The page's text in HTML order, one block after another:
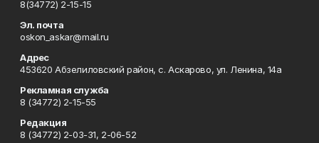
8(34772) 2-15-15
Эл. почта
oskon_askar@mail.ru
Адрес
453620 Абзелиловский район, с. Аскарово, ул. Ленина, 14а
Рекламная служба
8 (34772) 2-15-55
Редакция
8 (34772) 2-03-31, 2-06-52